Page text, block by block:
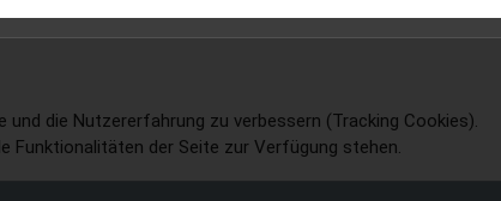
die Nutzererfahrung zu verbessern (Tracking Cookies).
Funktionalitäten der Seite zur Verfügung stehen.